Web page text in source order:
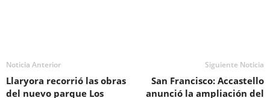
Noticia Anterior
Llaryora recorrió las obras
del nuevo parque Los
Siguiente Noticia
San Francisco: Accastello
anunció la ampliación del